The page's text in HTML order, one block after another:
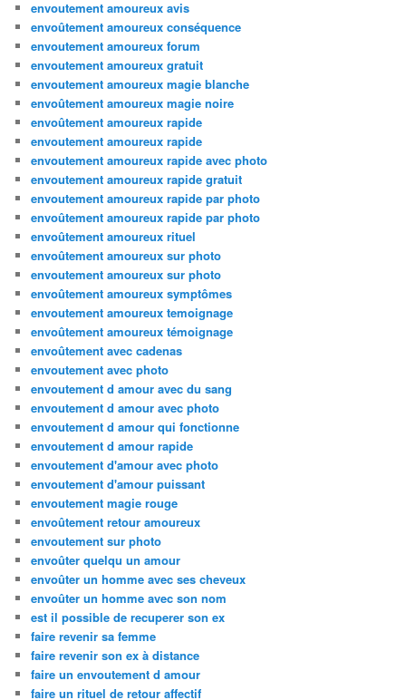
envoutement amoureux avis
envoûtement amoureux conséquence
envoutement amoureux forum
envoutement amoureux gratuit
envoutement amoureux magie blanche
envoûtement amoureux magie noire
envoûtement amoureux rapide
envoutement amoureux rapide
envoutement amoureux rapide avec photo
envoutement amoureux rapide gratuit
envoutement amoureux rapide par photo
envoûtement amoureux rapide par photo
envoûtement amoureux rituel
envoûtement amoureux sur photo
envoutement amoureux sur photo
envoûtement amoureux symptômes
envoutement amoureux temoignage
envoûtement amoureux témoignage
envoûtement avec cadenas
envoutement avec photo
envoutement d amour avec du sang
envoutement d amour avec photo
envoutement d amour qui fonctionne
envoutement d amour rapide
envoutement d'amour avec photo
envoutement d'amour puissant
envoutement magie rouge
envoûtement retour amoureux
envoutement sur photo
envoûter quelqu un amour
envoûter un homme avec ses cheveux
envoûter un homme avec son nom
est il possible de recuperer son ex
faire revenir sa femme
faire revenir son ex à distance
faire un envoutement d amour
faire un rituel de retour affectif